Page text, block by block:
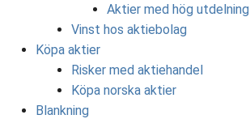
Aktier med hög utdelning
Vinst hos aktiebolag
Köpa aktier
Risker med aktiehandel
Köpa norska aktier
Blankning